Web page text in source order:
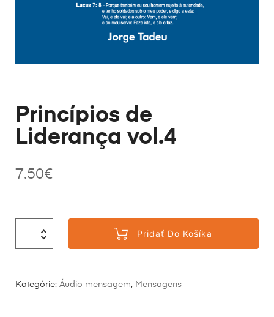
Princípios de
Liderança vol.4
7.50€
Pridať Do Košíka
Kategórie: Áudio mensagem Mensagens